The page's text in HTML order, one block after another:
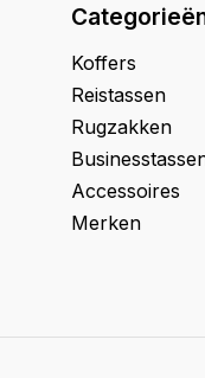
Koffers
Reistassen
Rugzakken
Accessoires
Merken